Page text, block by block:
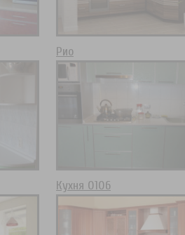
Рио
Кухня 0106